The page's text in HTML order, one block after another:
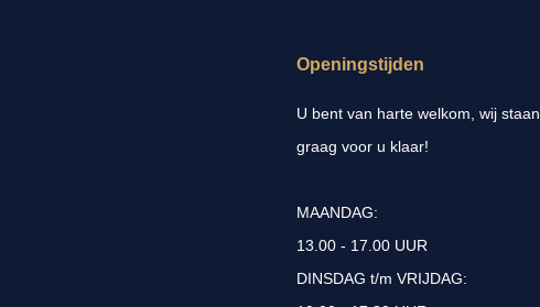
Openingstijden
U bent van harte welkom, wij staan
graag voor u klaar!
MAANDAG:
13.00 - 17.00 UUR
DINSDAG t/m VRIJDAG: